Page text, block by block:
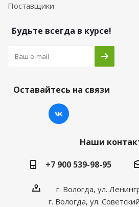
Поставщики
Будьте всегда в курсе!
Оставайтесь на связи
Наши
+7 900 539-98-95
г. Вологда, ул.
г. Вологда, ул.